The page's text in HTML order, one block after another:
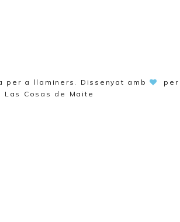
per a llaminers . Dissenyat amb
per
Las Cosas de Maite